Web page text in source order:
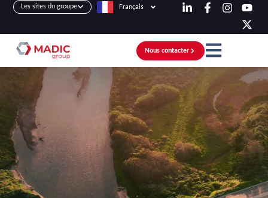
Les sites du groupe Français
Nous contacter